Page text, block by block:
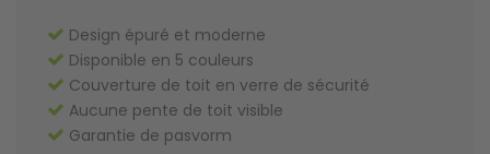
Design épuré et moderne
Disponible en 5 couleurs
Couverture de toit en verre de sécurité
Aucune pente de toit visible
Garantie de pasvorm